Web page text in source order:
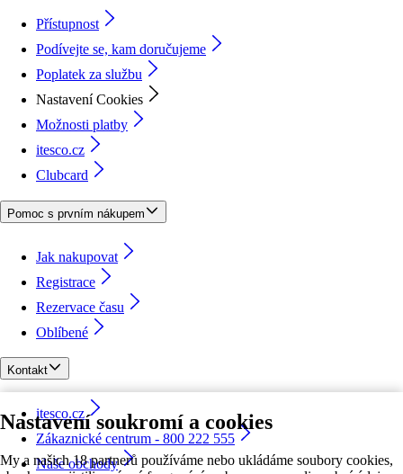
Nastavení soukromí a cookies
My a našich 18 partnerů používáme nebo ukládáme soubory cookies,
Přístupnost
Podívejte se, kam doručujeme
Poplatek za službu
Nastavení Cookies
Možnosti platby
itesco.cz
Clubcard
Pomoc s prvním nákupem
Jak nakupovat
Registrace
Rezervace času
Oblíbené
Kontakt
itesco.cz
Zákaznické centrum - 800 222 555
Naše obchody